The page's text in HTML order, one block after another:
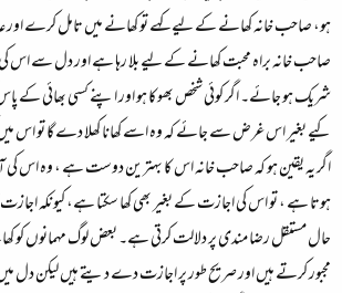
ہو، صاحب خانہ کھانے کے لیے کہے تو کھانے میں تامل کرے اور
صاحب خانہ براہ محبت کھانے کے لیے بلا رہا ہے اور دل سے اس
شریک ہو جائے۔ اگر کوئی شخص بھوکا ہو اور اپنے کسی بھائی کے
کیے بغیر اس غرض سے جائے کہ وہ اسے کھانا کھلا دے گا تو اس
اگر یہ یقین ہو کہ صاحب خانہ اس کا بہترین دوست ہے ، وہ اس
ہوتا ہے ، تو اس کی اجازت کے بغیر بھی کھا سکتا ہے، کیونکہ
حال مستقل رضا مندی پر دلالت کرتی ہے۔ بعض لوگ مہمانوں
مجبور کرتے ہیں اور صریح طور پر اجازت دے دیتے ہیں لیکن دل